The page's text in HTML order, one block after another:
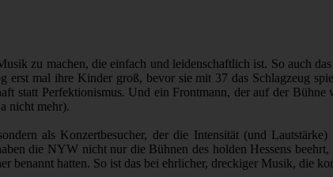
zu machen, die einfach und leidenschaftlich ist. So auch
erst mal ihre Kinder groß, bevor sie mit 37 das Schlagzeug
statt Perfektionismus. Und ein Frontmann, der auf der
nicht mehr).
als Konzertbesucher, der die Intensität (und
die NYW nicht nur die Bühnen des holden Hessens
benannt hatten. So ist das bei ehrlicher, dreckiger Musik, die